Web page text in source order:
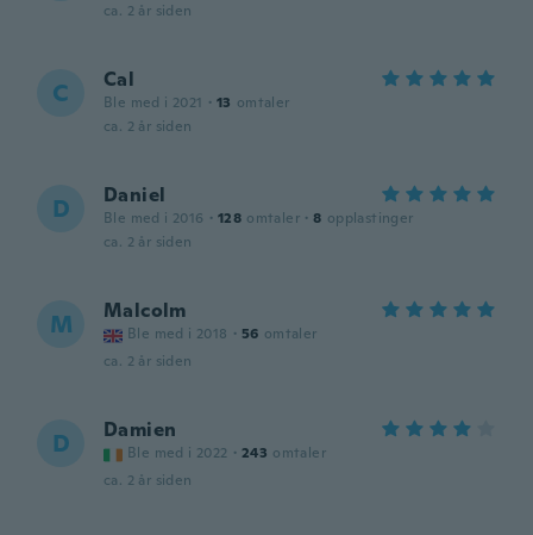
ca. 2 år siden
C Cal
Ble med i 2021 · 13 omtaler
ca. 2 år siden
D Daniel
Ble med i 2016 · 128 omtaler · 8 opplastinger
ca. 2 år siden
M Malcolm
Ble med i 2018 · 56 omtaler
ca. 2 år siden
D Damien
Ble med i 2022 · 243 omtaler
ca. 2 år siden